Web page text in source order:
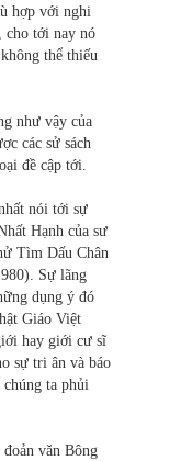
hợp với nghi
cho tới nay nó
thể thiếu
như vậy của
các sử sách
đề cập tới.
nói tới sự
Hạnh của sư
Tìm Dấu Chân
Sự lãng
dụng ý đó
Giáo Việt
hay giới cư sĩ
sự tri ân và báo
chúng ta phủi
văn Bông